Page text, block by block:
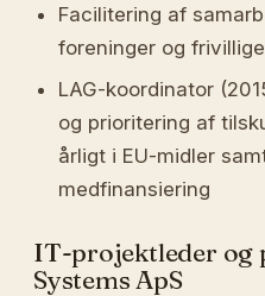
Facilitering af
foreninger og frivillige
LAG-koordinator
og prioritering af
årligt i EU-midler
medfinansiering
IT-projektleder og
Systems ApS